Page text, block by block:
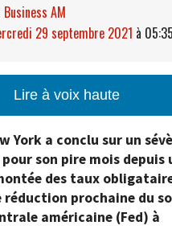
Business AM
29 septembre 2021 à 05:35
Lire à voix haute
York a conclu sur un
son pire mois depuis
des taux
réduction prochaine du
américaine (Fed) à